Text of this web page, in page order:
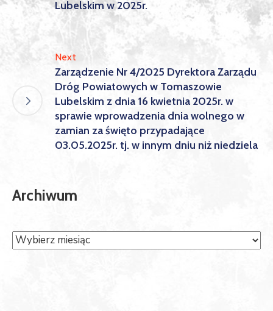
Lubelskim w 2025r.
Next
Zarządzenie Nr 4/2025 Dyrektora Zarządu
Dróg Powiatowych w Tomaszowie
Lubelskim z dnia 16 kwietnia 2025r. w
sprawie wprowadzenia dnia wolnego w
zamian za święto przypadające
03.05.2025r. tj. w innym dniu niż niedziela
Archiwum